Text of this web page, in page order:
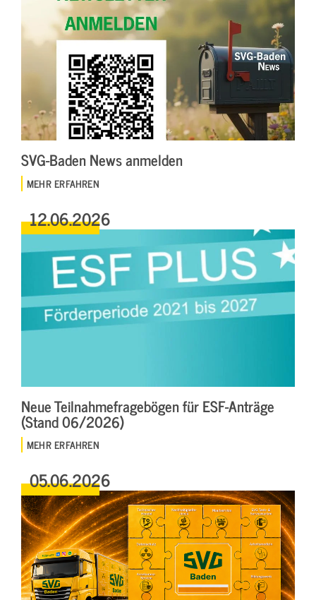
SVG-Baden News anmelden
MEHR ERFAHREN
12.06.2026
Neue Teilnahmefragebögen für ESF-Anträge
(Stand 06/2026)
MEHR ERFAHREN
05.06.2026